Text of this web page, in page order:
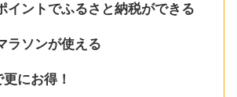
イントでふるさと納税ができる
ラソンが使える
更にお得！